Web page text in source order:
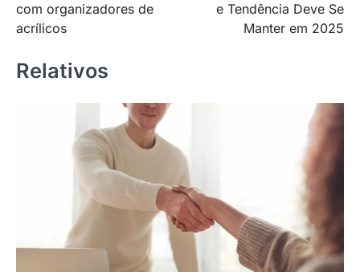
com organizadores de
acrílicos
e Tendência Deve Se
Manter em 2025
Relativos